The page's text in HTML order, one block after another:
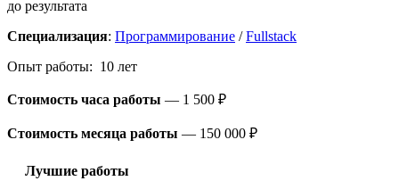
до результата
Специализация: Программирование /Fullstack
Опыт работы: 10 лет
Стоимость часа работы — 1 500 ₽
Стоимость месяца работы — 150 000 ₽
Лучшие работы